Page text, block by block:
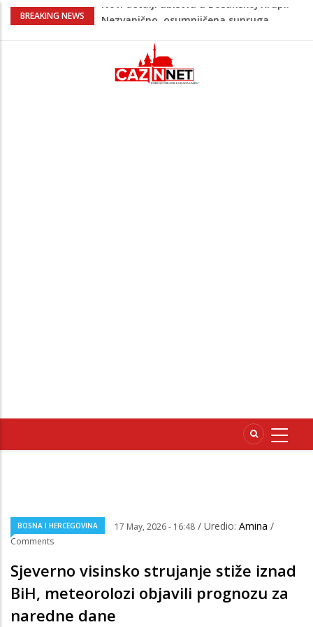
BREAKING NEWS
Na Ahiret preselila Bešić (rođ. Blažević)
Na Ahiret preselio ŠUPUK (Refik) ŠEFIK
Evo koje države su zasad za, a koje
protiv Infantina na izborima: Srbija i
BOSNA I HERCEGOVINA 17 May, 2026 - 16:48 / Uredio: Amina /
Comments
Sjeverno visinsko strujanje stiže iznad
BiH, meteorolozi objavili prognozu za
naredne dane